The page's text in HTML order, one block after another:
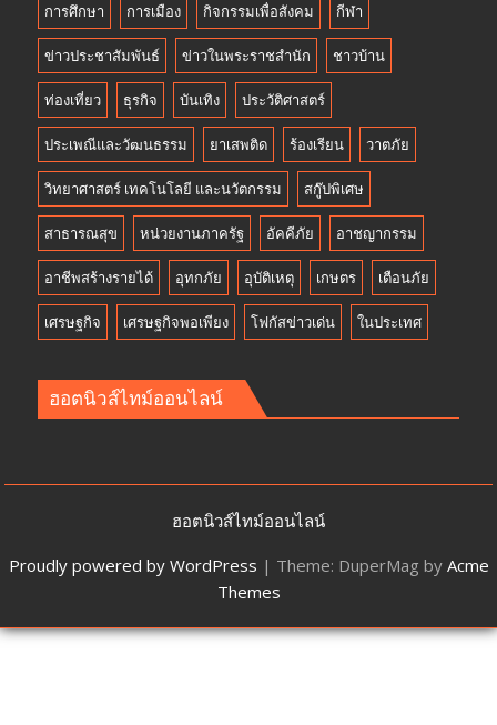
การศึกษา การเมือง กิจกรรมเพื่อสังคม กีฬา
ข่าวประชาสัมพันธ์ ข่าวในพระราชสำนัก ชาวบ้าน
ท่องเที่ยว ธุรกิจ บันเทิง ประวัติศาสตร์
ประเพณีและวัฒนธรรม ยาเสพติด ร้องเรียน วาตภัย
วิทยาศาสตร์ เทคโนโลยี และนวัตกรรม สกู๊ปพิเศษ
สาธารณสุข หน่วยงานภาครัฐ อัคคีภัย อาชญากรรม
อาชีพสร้างรายได้ อุทกภัย อุบัติเหตุ เกษตร เตือนภัย
เศรษฐกิจ เศรษฐกิจพอเพียง โฟกัสข่าวเด่น ในประเทศ
ฮอตนิวส์ไทม์ออนไลน์
ฮอตนิวส์ไทม์ออนไลน์
Proudly powered by WordPress | Theme: DuperMag by Acme
Themes